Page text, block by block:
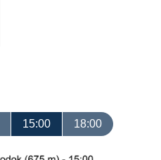
15:00 18:00